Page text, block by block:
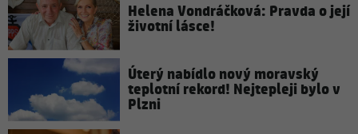
Helena Vondráčková: Pravda o její
životní lásce!
Úterý nabídlo nový moravský
teplotní rekord! Nejtepleji bylo v
Plzni